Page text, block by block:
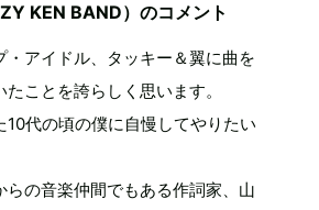
KEN BAND）のコメント
・アイドル、タッキー＆翼に曲を
ことを誇らしく思います。
10代の頃の僕に自慢してやりたい
らの音楽仲間でもある作詞家、山